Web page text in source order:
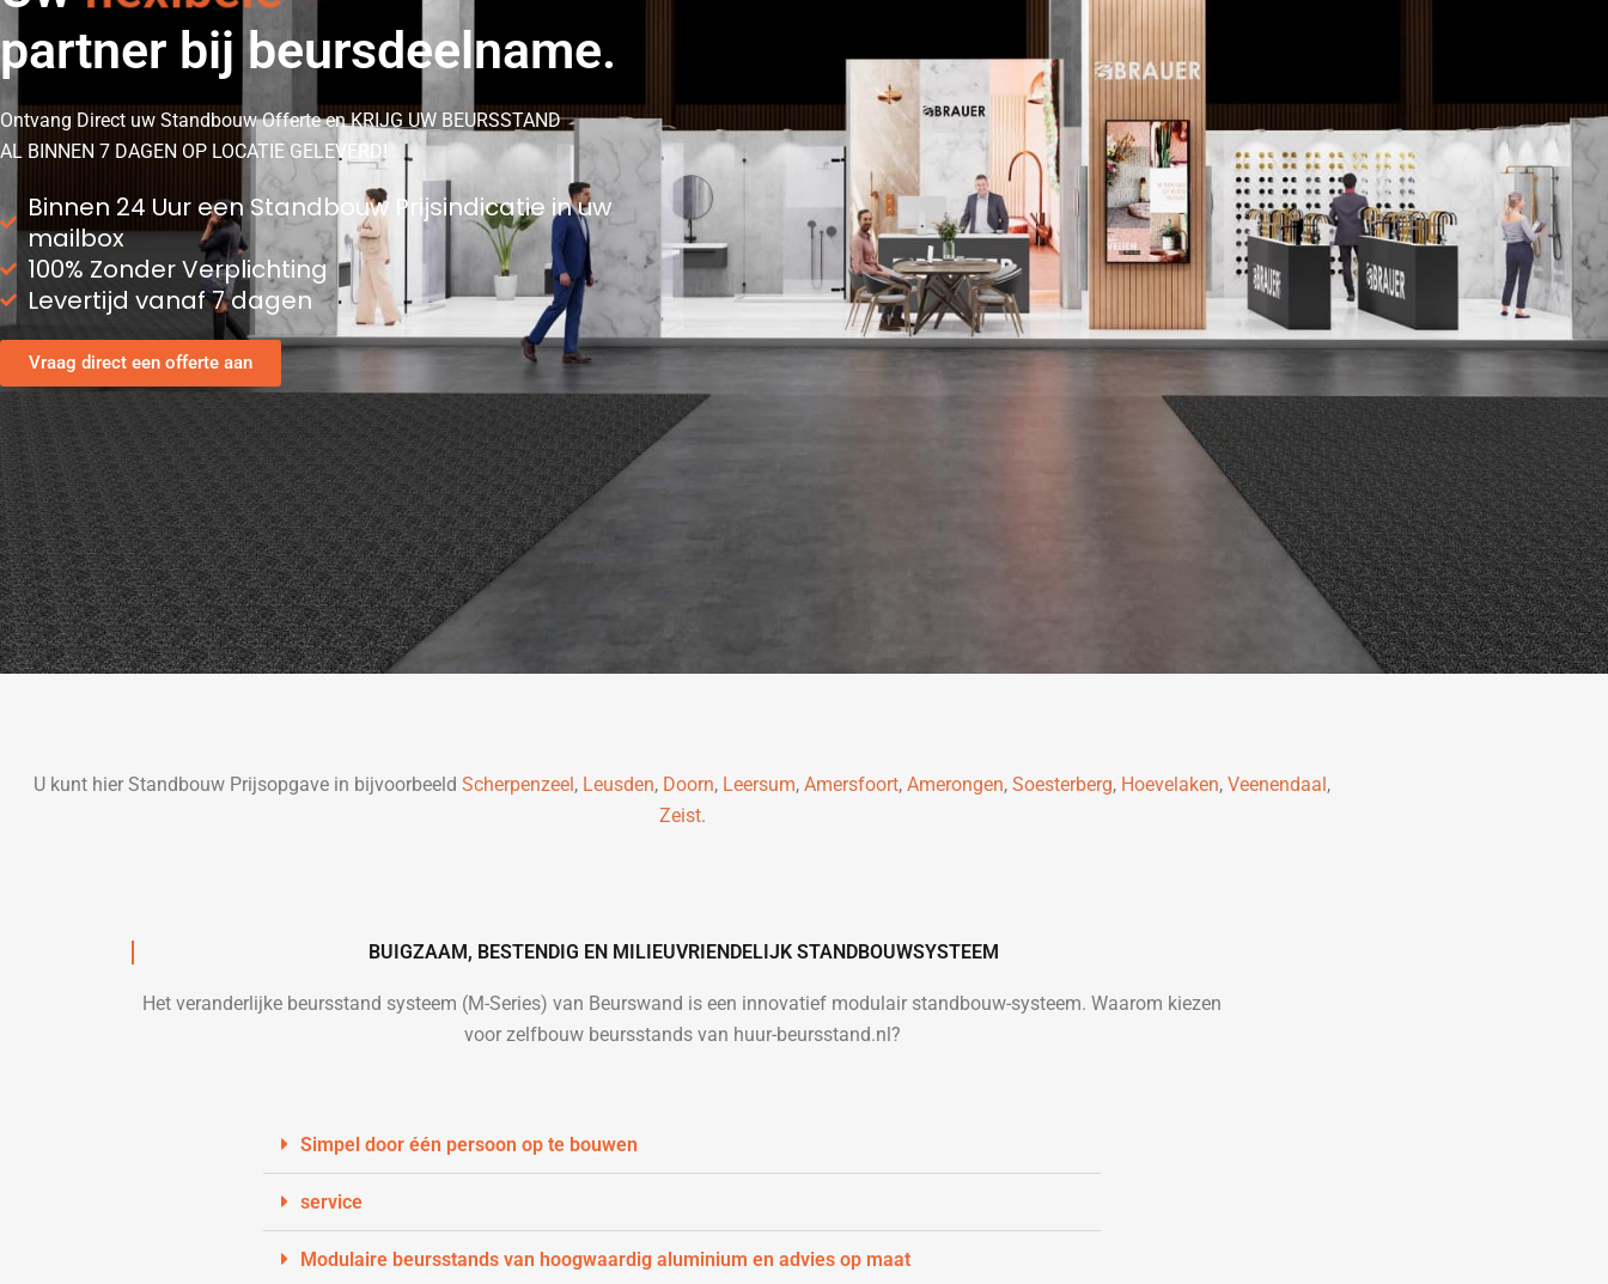
partner bij beursdeelname.
Ontvang Direct uw Standbouw Offerte en KRIJG UW BEURSSTAND
AL BINNEN 7 DAGEN OP LOCATIE GELEVERD!
Binnen 24 Uur een Standbouw Prijsindicatie in uw
mailbox
100% Zonder Verplichting
Levertijd vanaf 7 dagen
Vraag direct een offerte aan
U kunt hier Standbouw Prijsopgave in bijvoorbeeld Scherpenzeel , Leusden, Doorn, Leersum, Amersfoort, Amerongen, Soesterberg, Hoevelaken, Veenendaal ,
Zeist.
BUIGZAAM, BESTENDIG EN MILIEUVRIENDELIJK STANDBOUWSYSTEEM
Het veranderlijke beursstand systeem (M-Series) van Beurswand is een innovatief modulair standbouw-systeem. Waarom kiezen
voor zelfbouw beursstands van huur-beursstand.nl?
Simpel door één persoon op te bouwen
service
Modulaire beursstands van hoogwaardig aluminium en advies op maat